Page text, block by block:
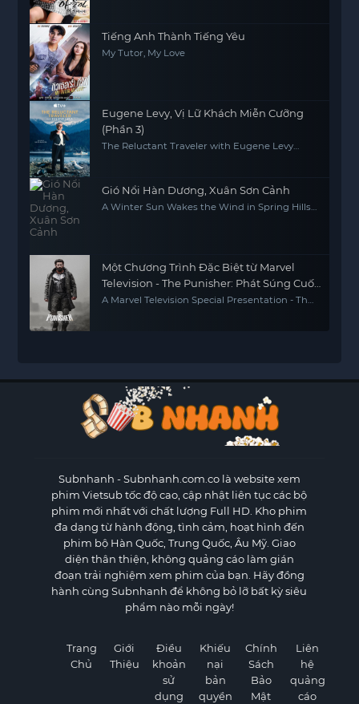
Tiếng Anh Thành Tiếng Yêu
My Tutor, My Love
Eugene Levy, Vị Lữ Khách Miễn Cưỡng
(Phần 3)
The Reluctant Traveler with Eugene Levy
Gió Nổi Hàn Dương, Xuân Sơn Cảnh
A Winter Sun Wakes the Wind in Spring Hills'
Một Chương Trình Đặc Biệt từ Marvel
Television - The Punisher: Phát Súng Cuối
Cùng
A Marvel Television Special Presentation - The
Subnhanh - Subnhanh.com.co là website xem
phim Vietsub tốc độ cao, cập nhật liên tục các bộ
phim mới nhất với chất lượng Full HD. Kho phim
đa dạng từ hành động, tình cảm, hoạt hình đến
phim bộ Hàn Quốc, Trung Quốc, Âu Mỹ. Giao
diện thân thiện, không quảng cáo làm gián
đoạn trải nghiệm xem phim của bạn. Hãy đồng
hành cùng Subnhanh để không bỏ lỡ bất kỳ siêu
phẩm nào mỗi ngày!
Trang
Chủ
Giới
Thiệu
Điều
khoản
sử
dụng
Khiếu
nại
bản
quyền
Chính
Sách
Bảo
Mật
Liên
hệ
quảng
cáo